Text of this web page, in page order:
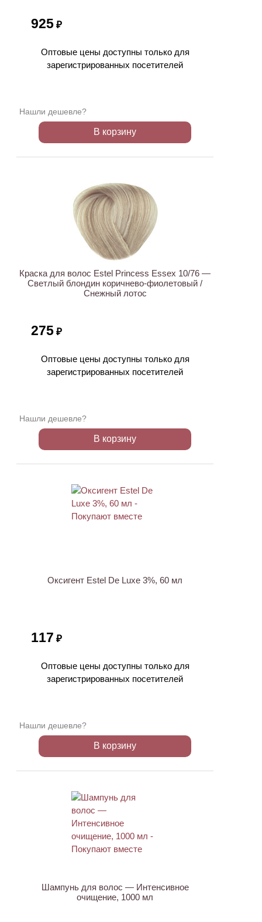
925 ₽
Оптовые цены доступны только для
зарегистрированных посетителей
Нашли дешевле?
В корзину
Краска для волос Estel Princess Essex 10/76 —
Светлый блондин коричнево-фиолетовый /
Снежный лотос
275 ₽
Оптовые цены доступны только для
зарегистрированных посетителей
Нашли дешевле?
В корзину
Оксигент Estel De Luxe 3%, 60 мл
117 ₽
Оптовые цены доступны только для
зарегистрированных посетителей
Нашли дешевле?
В корзину
Шампунь для волос — Интенсивное
очищение, 1000 мл